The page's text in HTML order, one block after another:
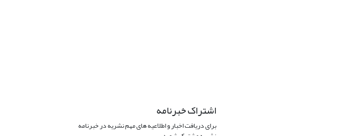
اشتراک خبرنامه
برای دریافت اخبار و اطلاعیه های مهم نشریه در خبرنامه